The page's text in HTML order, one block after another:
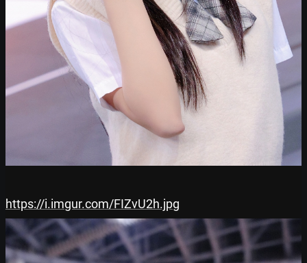
https://i.imgur.com/FIZvU2h.jpg